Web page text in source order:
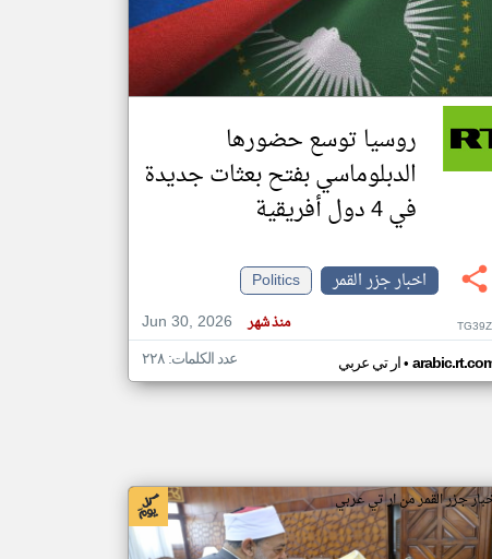
تغيير الدولة
اخبار جزر القمر على مدار الساعة
أهم اخبار جزر القمر العاجلة والمباشرة
روسيا توسع حضورها
الدبلوماسي بفتح بعثات جديدة
في 4 دول أفريقية
اخبار جزر القمر
Politics
Jun 30, 2026
منذ شهر
ار تي عربي• عدد الكلمات: ٢٢٨
جزر القمر من ار تي عربي
klyoum.com